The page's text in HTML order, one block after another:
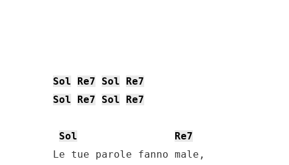
Sol Re7 Sol
Re7
Sol
Re7 Sol Re7
Sol
Re7
Le tue parole fanno male,